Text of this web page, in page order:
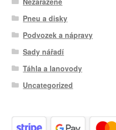
Pneu a disky
Podvozek a nápravy
Sady nářadí
Táhla a lanovody
Uncategorized